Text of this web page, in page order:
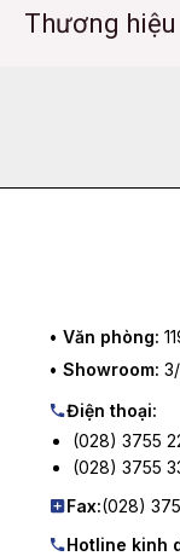
Thương hiệu
• Văn phòng:
• Showroom:
Điện thoại:
(028) 3755
(028) 3755
Fax:(028)
Hotline kinh